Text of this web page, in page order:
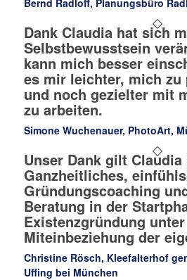
Dank Claudia hat sich
Selbstbewusstsein
kann mich besser
es mir leichter, mich zu
und noch gezielter mit
zu arbeiten.
Simone Wuchenauer, PhotoArt,
Unser Dank gilt Claudia
Ganzheitliches,
Gründungscoaching
Beratung in der
Existenzgründung unter
Miteinbeziehung der
Christine Rösch, Kleefalterhof
Uffing bei München